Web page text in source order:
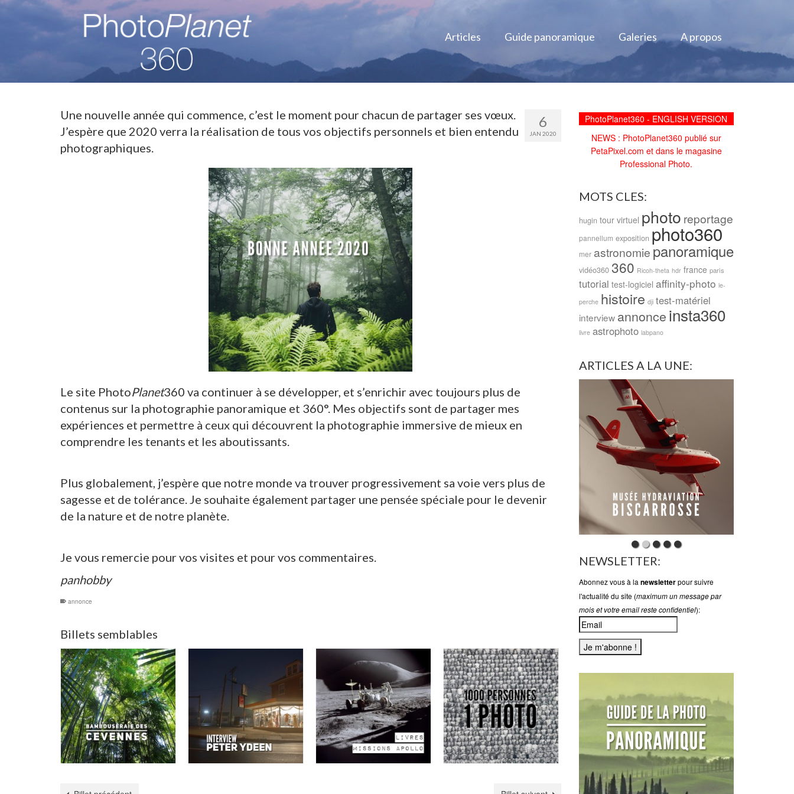
Articles Guide panoramique Galeries A propos
6
JAN 2020
Une nouvelle année qui commence, c’est le moment pour chacun de partager ses vœux.
J’espère que 2020 verra la réalisation de tous vos objectifs personnels et bien entendu
photographiques.
Le site PhotoPlanet360 va continuer à se développer, et s’enrichir avec toujours plus de
contenus sur la photographie panoramique et 360°. Mes objectifs sont de partager mes
expériences et permettre à ceux qui découvrent la photographie immersive de mieux en
comprendre les tenants et les aboutissants.
Plus globalement, j’espère que notre monde va trouver progressivement sa voie vers plus de
sagesse et de tolérance. Je souhaite également partager une pensée spéciale pour le devenir
de la nature et de notre planète.
Je vous remercie pour vos visites et pour vos commentaires.
panhobby
annonce
Billets semblables
PhotoPlanet360 - ENGLISH VERSION
NEWS : PhotoPlanet360 publié sur
PetaPixel.com et dans le magasine
Professional Photo.
MOTS CLES:
hugin tour virtuel photo reportage
pannellum exposition photo360
mer astronomiepanoramique
vidéo360 360 Ricoh-theta hdr france paris
tutorial test-logiciel affinity-photo le-
perche histoire dji test-matériel
interview annonce insta360
livre astrophoto labpano
ARTICLES A LA UNE:
NEWSLETTER:
Abonnez vous à la newsletterpour suivre
l'actualité du site (maximum un message par
mois et votre email reste confidentiel):